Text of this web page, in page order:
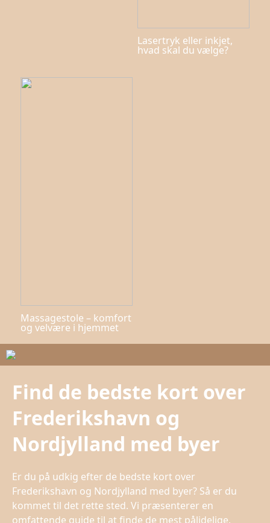
Lasertryk eller inkjet,
hvad skal du vælge?
Massagestole – komfort
og velvære i hjemmet
Find de bedste kort over
Frederikshavn og
Nordjylland med byer
Er du på udkig efter de bedste kort over
Frederikshavn og Nordjylland med byer? Så er du
kommet til det rette sted. Vi præsenterer en
omfattende guide til at finde de mest pålidelige,